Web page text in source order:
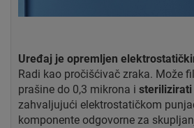
Uređaj je opremljen
Radi kao pročišćivač zraka. Može
prašine do 0,3 mikrona i
zahvaljujući elektrostatičkom
komponente odgovorne za